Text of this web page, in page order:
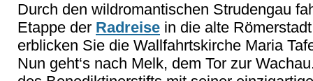
Durch den wildromantischen Strudengau
Etappe der Radreise in die alte
erblicken Sie die Wallfahrtskirche Maria
Nun geht‘s nach Melk, dem Tor zur